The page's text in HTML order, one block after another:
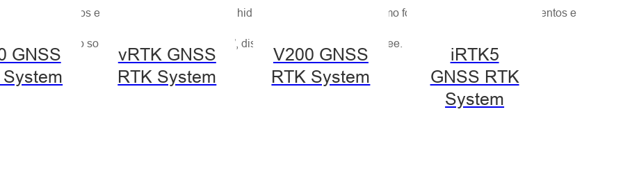
GNSS
System
vRTK GNSS
RTK System
V200 GNSS
RTK System
iRTK5
GNSS RTK
System
criar processos eficientes em levantamentos hidrográficos e cadastrais. Como fornecedor líder de equipamentos e
relatório sobre o papel dos fabricantes”, disse o gerente de produtos Lee.